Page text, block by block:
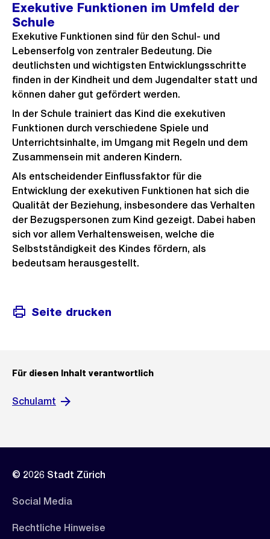
Exekutive Funktionen im Umfeld der
Schule
Exekutive Funktionen sind für den Schul- und
Lebenserfolg von zentraler Bedeutung. Die
deutlichsten und wichtigsten Entwicklungsschritte
finden in der Kindheit und dem Jugendalter statt und
können daher gut gefördert werden.
In der Schule trainiert das Kind die exekutiven
Funktionen durch verschiedene Spiele und
Unterrichtsinhalte, im Umgang mit Regeln und dem
Zusammensein mit anderen Kindern.
Als entscheidender Einflussfaktor für die
Entwicklung der exekutiven Funktionen hat sich die
Qualität der Beziehung, insbesondere das Verhalten
der Bezugspersonen zum Kind gezeigt. Dabei haben
sich vor allem Verhaltensweisen, welche die
Selbstständigkeit des Kindes fördern, als
bedeutsam herausgestellt.
Seite drucken
Für diesen Inhalt verantwortlich
Schulamt
© 2026 Stadt Zürich
Social Media
Rechtliche Hinweise